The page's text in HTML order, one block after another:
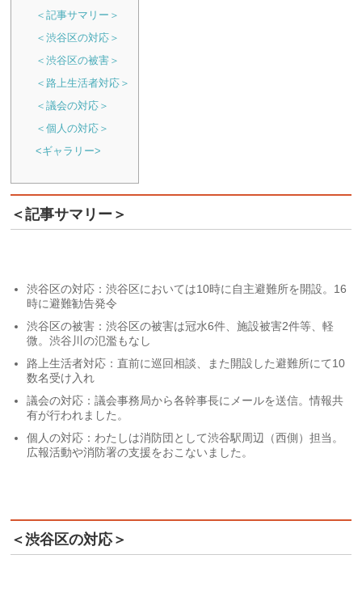
＜記事サマリー＞
＜渋谷区の対応＞
＜渋谷区の被害＞
＜路上生活者対応＞
＜議会の対応＞
＜個人の対応＞
<ギャラリー>
＜記事サマリー＞
渋谷区の対応：渋谷区においては10時に自主避難所を開設。16
時に避難勧告発令
渋谷区の被害：渋谷区の被害は冠水6件、施設被害2件等、軽
微。渋谷川の氾濫もなし
路上生活者対応：直前に巡回相談、また開設した避難所にて10
数名受け入れ
議会の対応：議会事務局から各幹事長にメールを送信。情報共
有が行われました。
個人の対応：わたしは消防団として渋谷駅周辺（西側）担当。
広報活動や消防署の支援をおこないました。
＜渋谷区の対応＞